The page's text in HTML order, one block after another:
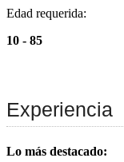
Edad requerida:
10 - 85
Experiencia
Lo más destacado: